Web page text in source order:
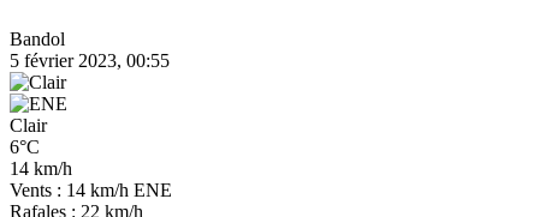
Bandol
5 février 2023, 00:55
Clair
6°C
14 km/h
Vents : 14 km/h ENE
Rafales : 22 km/h